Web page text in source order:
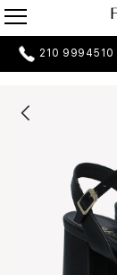
210 9994510